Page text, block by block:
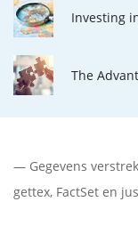
Investing
The
— Gegevens
gettex, FactSet en